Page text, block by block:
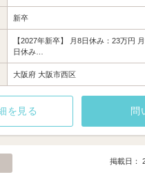
新卒
【2027年新卒】 月8日休み：23万円
日休み…
大阪府 大阪市西区
を見る 問
掲載日：